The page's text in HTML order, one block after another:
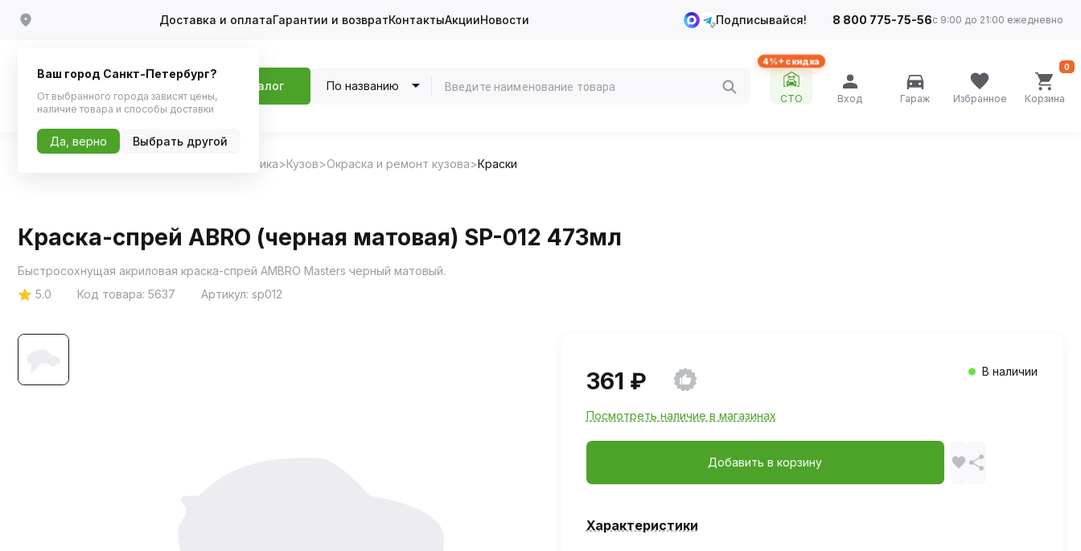
Доставка и оплатаГарантии и возвратКонтактыАкцииНовости Подписывайся! 8 800 775-75-56с 9:00 до 21:00 ежедневно
Каталог По названию
4%+ скидка
СТО Вход Гараж Избранное Корзина
0
Автохимия, Автокосметика Кузов Окраска и ремонт кузова Краски
Краска-спрей ABRO (черная матовая) SP-012 473мл
Быстросохнущая акриловая краска-спрей AMBRO Masters черный матовый.
5.0
Код товара: 5637 Артикул: sp012
361 ₽ В наличии
Посмотреть наличие в магазинах
Добавить в корзину
Характеристики
Ваш город Санкт-Петербург?
От выбранного города зависят цены,
наличие товара и способы доставки
Да, верно Выбрать другой